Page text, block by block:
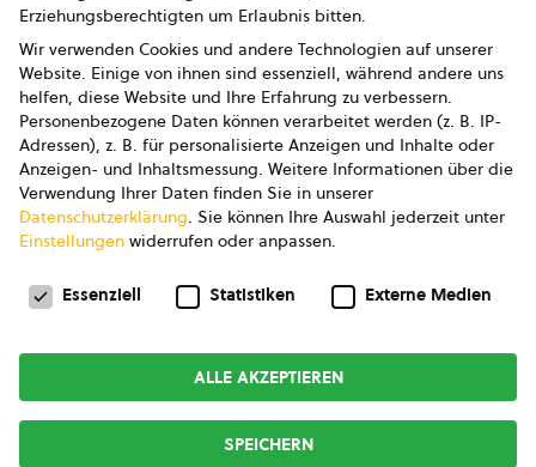
Datenschutz
AGB
AGB Marketing GmbH
AGB Bildung
Newsletter
Copyright © 2026bio austria
Erziehungsberechtigten um Erlaubnis bitten.
Wir verwenden Cookies und andere Technologien auf unserer
Website. Einige von ihnen sind essenziell, während andere uns
helfen, diese Website und Ihre Erfahrung zu verbessern.
Personenbezogene Daten können verarbeitet werden (z. B. IP-
Adressen), z. B. für personalisierte Anzeigen und Inhalte oder
Anzeigen- und Inhaltsmessung. Weitere Informationen über die
Verwendung Ihrer Daten finden Sie in unserer
Datenschutzerklärung. Sie können Ihre Auswahl jederzeit unter
Einstellungen widerrufen oder anpassen.
Datenschutzeinstellungen
Essenziell Statistiken Externe Medien
ALLE AKZEPTIEREN
SPEICHERN